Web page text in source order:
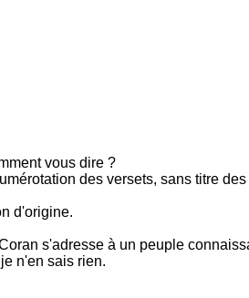
vous dire ?
des versets, sans titre
d'origine.
s'adresse à un peuple
n'en sais rien.